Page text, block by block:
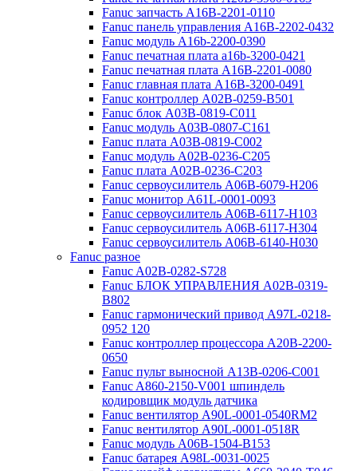
Fanuc запчасть A16B-2201-0110
Fanuc панель управления A16B-2202-0432
Fanuc модуль A16b-2200-0390
Fanuc печатная плата a16b-3200-0421
Fanuc печатная плата A16B-2201-0080
Fanuc главная плата A16B-3200-0491
Fanuc контроллер A02B-0259-B501
Fanuc блок A03B-0819-C011
Fanuc модуль A03B-0807-C161
Fanuc плата A03B-0819-C002
Fanuc модуль A02B-0236-C205
Fanuc плата A02B-0236-C203
Fanuc сервоусилитель A06B-6079-H206
Fanuc монитор A61L-0001-0093
Fanuc сервоусилитель A06B-6117-H103
Fanuc сервоусилитель A06B-6117-H304
Fanuc сервоусилитель A06B-6140-H030
Fanuc разное
Fanuc A02B-0282-S728
Fanuc БЛОК УПРАВЛЕНИЯ A02B-0319-
B802
Fanuc гармонический привод A97L-0218-
0952 120
Fanuc контроллер процессора A20B-2200-
0650
Fanuc пульт выносной A13B-0206-C001
Fanuc A860-2150-V001 шпиндель
кодировщик модуль датчика
Fanuc вентилятор A90L-0001-0540RM2
Fanuc вентилятор A90L-0001-0518R
Fanuc модуль A06B-1504-B153
Fanuc батарея A98L-0031-0025